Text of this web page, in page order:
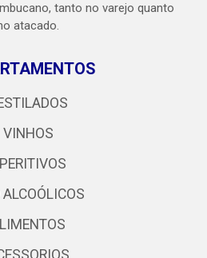
tanto no varejo quanto
atacado.
VINHOS
ALCOÓLICOS